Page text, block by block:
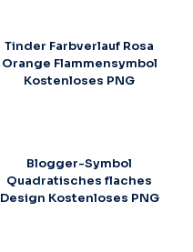
Tinder Farbverlauf Rosa
Orange Flammensymbol
Kostenloses PNG
Blogger-Symbol
Quadratisches flaches
Design Kostenloses PNG